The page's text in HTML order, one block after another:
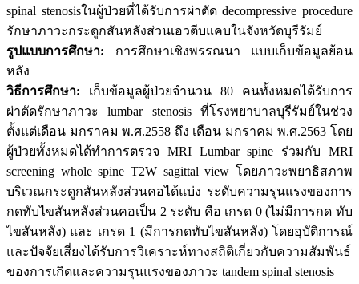
spinal stenosisในผู้ป่วยที่ได้รับการผ่าตัด decompressive procedure
รักษาภาวะกระดูกสันหลังส่วนเอวตีบแคบในจังหวัดบุรีรัมย์
รูปแบบการศึกษา: การศึกษาเชิงพรรณนา แบบเก็บข้อมูลย้อน
หลัง
วิธีการศึกษา: เก็บข้อมูลผู้ป่วยจำนวน 80 คนทั้งหมดได้รับการ
ผ่าตัดรักษาภาวะ lumbar stenosis ที่โรงพยาบาลบุรีรัมย์ในช่วง
ตั้งแต่เดือน มกราคม พ.ศ.2558 ถึง เดือน มกราคม พ.ศ.2563 โดย
ผู้ป่วยทั้งหมดได้ทำการตรวจ MRI Lumbar spine ร่วมกับ MRI
screening whole spine T2W sagittal view โดยภาวะพยาธิสภาพ
บริเวณกระดูกสันหลังส่วนคอได้แบ่ง ระดับความรุนแรงของการ
กดทับไขสันหลังส่วนคอเป็น 2 ระดับ คือ เกรด 0 (ไม่มีการกด ทับ
ไขสันหลัง) และ เกรด 1 (มีการกดทับไขสันหลัง) โดยอุบัติการณ์
และปัจจัยเสี่ยงได้รับการวิเคราะห์ทางสถิติเกี่ยวกับความสัมพันธ์
ของการเกิดและความรุนแรงของภาวะ tandem spinal stenosis